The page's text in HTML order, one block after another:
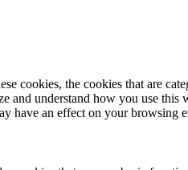
the cookies that are
understand how you use
have an effect on your browsing